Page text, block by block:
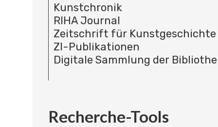
Kunstchronik
RIHA Journal
Zeitschrift für Kunstgeschichte
ZI-Publikationen
Digitale Sammlung der
Recherche-Tools